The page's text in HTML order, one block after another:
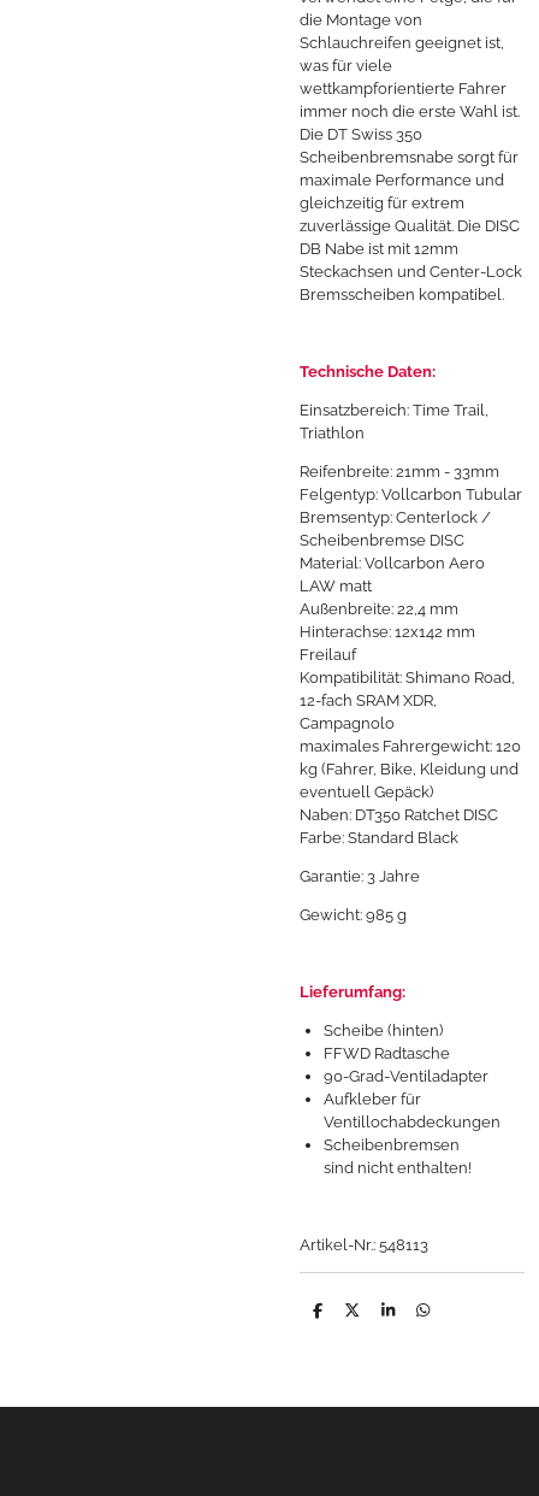
die Montage von
Schlauchreifen geeignet ist,
was für viele
wettkampforientierte Fahrer
immer noch die erste Wahl ist.
Die DT Swiss 350
Scheibenbremsnabe sorgt für
maximale Performance und
gleichzeitig für extrem
zuverlässige Qualität. Die DISC
DB Nabe ist mit 12mm
Steckachsen und Center-Lock
Bremsscheiben kompatibel.
Technische Daten:
Einsatzbereich: Time Trail,
Triathlon
Reifenbreite: 21mm - 33mm
Felgentyp: Vollcarbon Tubular
Bremsentyp: Centerlock /
Scheibenbremse DISC
Material: Vollcarbon Aero
LAW matt
Außenbreite: 22,4 mm
Hinterachse: 12x142 mm
Freilauf
Kompatibilität: Shimano Road,
12-fach SRAM XDR,
Campagnolo
maximales Fahrergewicht: 120
kg (Fahrer, Bike, Kleidung und
eventuell Gepäck)
Naben: DT350 Ratchet DISC
Farbe: Standard Black
Garantie: 3 Jahre
Gewicht: 985 g
Lieferumfang:
Scheibe (hinten)
FFWD Radtasche
90-Grad-Ventiladapter
Aufkleber für
Ventillochabdeckungen
Scheibenbremsen
sind nicht enthalten!
Artikel-Nr.: 548113
T
T
T
T